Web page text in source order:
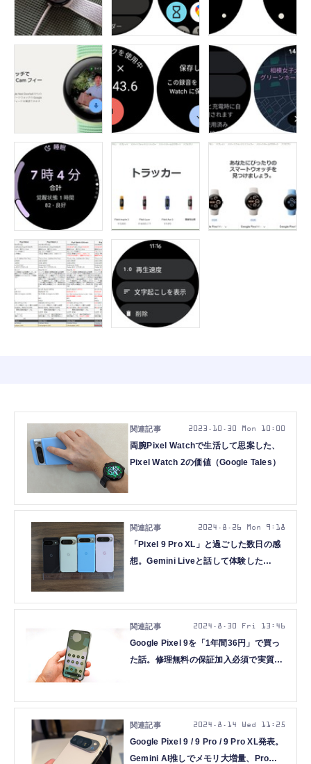
両腕Pixel Watchで生活して思案した、
Pixel Watch 2の価値（Google Tales）
2023.10.30 Mon 10:00
「Pixel 9 Pro XL」と過ごした数日の感
想。Gemini Liveと話して体験した
2024.8.26 Mon 9:18
Google Pixel 9を「1年間36円」で買っ
た話。修理無料の保証加入必須で実質3
2024.8.30 Fri 13:46
Google Pixel 9 / 9 Pro / 9 Pro XL発表。
Gemini AI推しでメモリ大増量、Proは
2024.8.14 Wed 11:25